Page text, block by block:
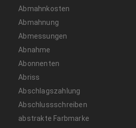
Abmahnkosten
Abmahnung
Abmessungen
Abnahme
Abonnenten
Abriss
Abschlagszahlung
Abschlussschreiben
abstrakte Farbmarke